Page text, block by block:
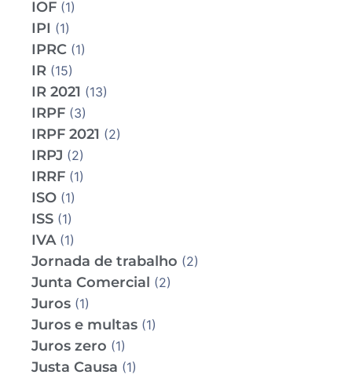
IOF (1)
IPI (1)
IPRC (1)
IR (15)
IR 2021 (13)
IRPF (3)
IRPF 2021 (2)
IRPJ (2)
IRRF (1)
ISO (1)
ISS (1)
IVA(1)
Jornada de trabalho (2)
Junta Comercial (2)
Juros (1)
Juros e multas (1)
Juros zero (1)
Justa Causa (1)